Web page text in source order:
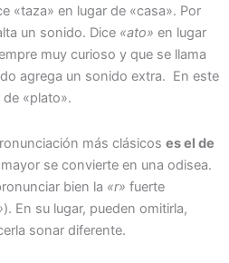
«taza» en lugar de «casa». Por
un sonido. Dice «ato» en lugar
muy curioso y que se llama
agrega un sonido extra. En este
«plato».
más clásicos es el de
se convierte en una odisea.
bien la «r» fuerte
). En su lugar, pueden omitirla,
sonar diferente.